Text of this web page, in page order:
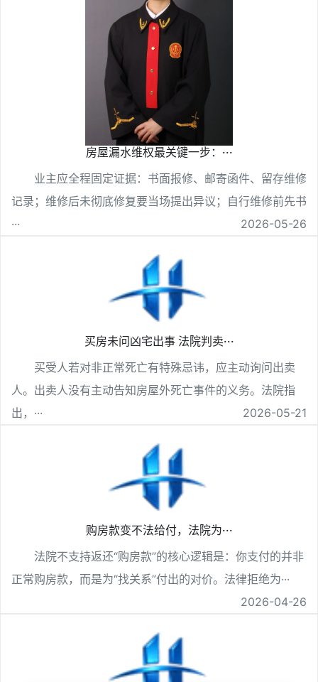
房屋漏水维权最关键一步：···
业主应全程固定证据：书面报修、邮寄函件、留存维修
记录；维修后未彻底修复要当场提出异议；自行维修前先书
···
2026-05-26
买房未问凶宅出事 法院判卖···
买受人若对非正常死亡有特殊忌讳，应主动询问出卖
人。出卖人没有主动告知房屋外死亡事件的义务。法院指
出，···
2026-05-21
购房款变不法给付，法院为···
法院不支持返还“购房款”的核心逻辑是：你支付的并非
正常购房款，而是为“找关系”付出的对价。法律拒绝为···
2026-04-26